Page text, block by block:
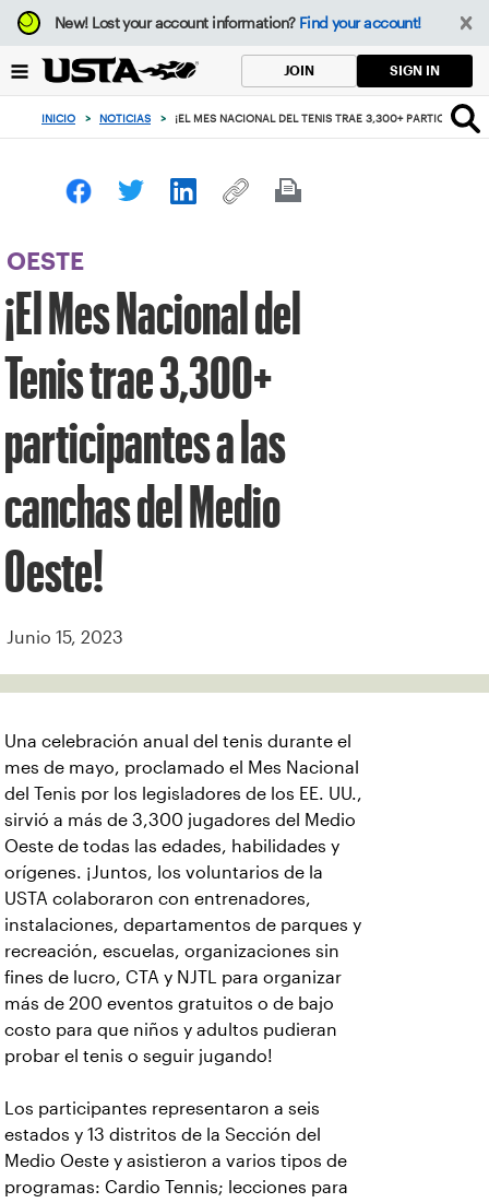
Enfoque
desde
botón
volver
principio
New!Lost your account information? Find your account!
JOIN SIGN IN
INICIO > NOTICIAS > ¡EL MES NACIONAL DEL TENIS TRAE 3,300+
OESTE
¡El Mes Nacional del
Tenis trae 3,300+
participantes a las
canchas del Medio
Oeste!
Junio 15, 2023
Una celebración anual del tenis durante el
mes de mayo, proclamado el Mes Nacional
del Tenis por los legisladores de los EE. UU.,
sirvió a más de 3,300 jugadores del Medio
Oeste de todas las edades, habilidades y
orígenes. ¡Juntos, los voluntarios de la
USTA colaboraron con entrenadores,
instalaciones, departamentos de parques y
recreación, escuelas, organizaciones sin
fines de lucro, CTA y NJTL para organizar
más de 200 eventos gratuitos o de bajo
costo para que niños y adultos pudieran
probar el tenis o seguir jugando!
Los participantes representaron a seis
estados y 13 distritos de la Sección del
Medio Oeste y asistieron a varios tipos de
programas: Cardio Tennis; lecciones para